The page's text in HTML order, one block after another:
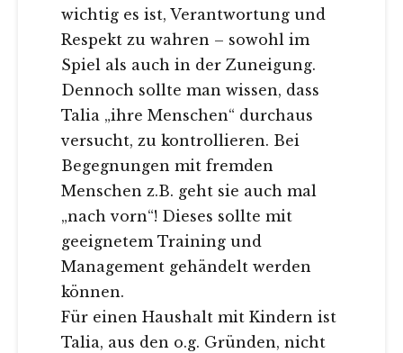
wichtig es ist, Verantwortung und
Respekt zu wahren – sowohl im
Spiel als auch in der Zuneigung.
Dennoch sollte man wissen, dass
Talia „ihre Menschen“ durchaus
versucht, zu kontrollieren. Bei
Begegnungen mit fremden
Menschen z.B. geht sie auch mal
„nach vorn“! Dieses sollte mit
geeignetem Training und
Management gehändelt werden
können.
Für einen Haushalt mit Kindern ist
Talia, aus den o.g. Gründen, nicht